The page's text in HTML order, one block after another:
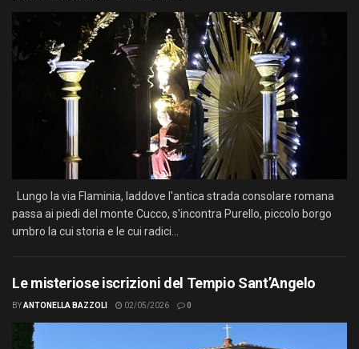
Lungo la via Flaminia, laddove l'antica strada consolare romana
passa ai piedi del monte Cucco, s'incontra Purello, piccolo borgo
umbro la cui storia e le cui radici...
Le misteriose iscrizioni del Tempio Sant’Angelo
BYANTONELLA BAZZOLI 02/05/2026 0